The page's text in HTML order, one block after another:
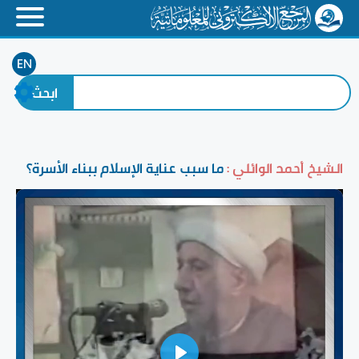
EN
الشيخ أحمد الوائلي :ما سبب عناية الإسلام ببناء الأسرة؟